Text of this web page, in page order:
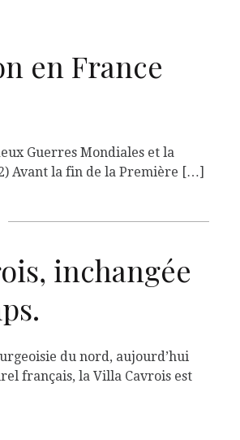
en France
Guerres Mondiales et la
Avant la fin de la Première […]
inchangée
du nord, aujourd’hui
français, la Villa Cavrois est